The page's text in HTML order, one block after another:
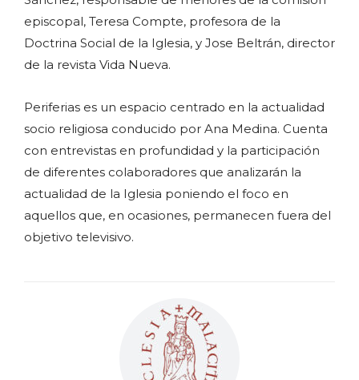
episcopal, Teresa Compte, profesora de la
Doctrina Social de la Iglesia, y Jose Beltrán, director
de la revista Vida Nueva.
Periferias es un espacio centrado en la actualidad
socio religiosa conducido por Ana Medina. Cuenta
con entrevistas en profundidad y la participación
de diferentes colaboradores que analizarán la
actualidad de la Iglesia poniendo el foco en
aquellos que, en ocasiones, permanecen fuera del
objetivo televisivo.